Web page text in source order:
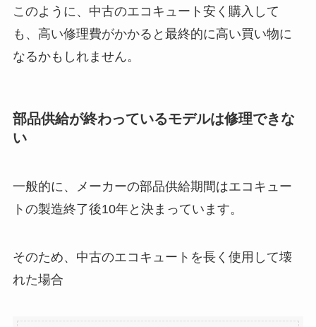
このように、中古のエコキュート安く購入して
も、高い修理費がかかると最終的に高い買い物に
なるかもしれません。
部品供給が終わっているモデルは修理できな
い
一般的に、メーカーの部品供給期間はエコキュー
トの製造終了後10年と決まっています。
そのため、中古のエコキュートを長く使用して壊
れた場合